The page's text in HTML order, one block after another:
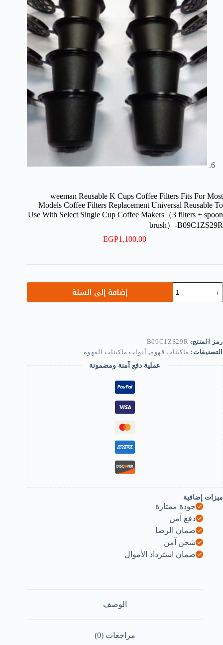
weeman Reusable K Cups Coffee Filters Fits For Most
Models Coffee Filters Replacement Universal Reusable To
Use With Select Single Cup Coffee Makers（3 filters + spoon
brush）-B09C1ZS29R
EGP1,100.00
weeman
Reusable
Cups
Filters
Fits
For
Models
Coffee
Filters
Replacement
Universal
Reusable
To
Use
With
Select
Single
Cup
Coffee
Makers（3
+
brush）-
B09C1ZS29R
إضافة إلى السلة
رمز المنتج: B09C1ZS29R
التصنيفات: ماكينات قهوة, أدوات ماكينات القهوة
عملية دفع آمنة ومضمونة
ميزات إضافية
جودة ممتازة
دفع آمن
ضمان الرضا
شحن آمن
ضمان استرداد الأموال
الوصف
مراجعات (0)